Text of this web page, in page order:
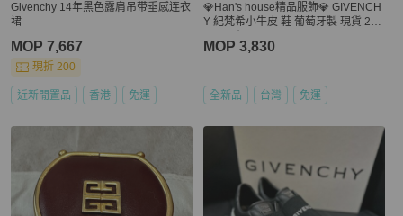
Givenchy 14年黑色露肩吊带垂感连衣
裙
MOP 7,667
現折 200
近新閒置品 香港 免運
💎Han's house精品服飾💎 GIVENCH
Y 紀梵希小牛皮 鞋 葡萄牙製 現貨 29~
MOP 3,830
全新品 台灣 免運